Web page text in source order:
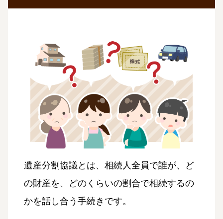
遺産分割協議とは、相続人全員で誰が、ど
の財産を、どのくらいの割合で相続するの
かを話し合う手続きです。